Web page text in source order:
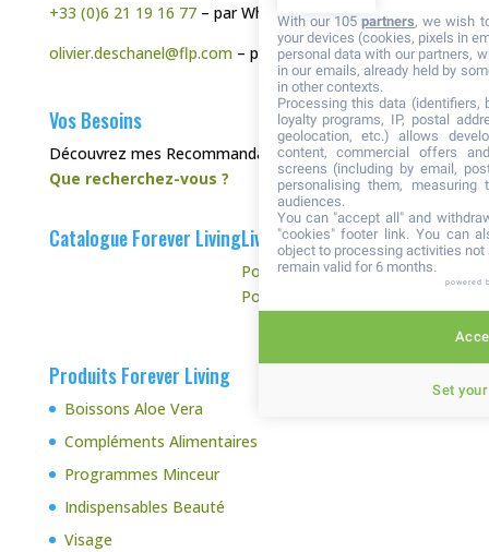
+33 (0)6 21 19 16 77– par WhatsApp
olivier.deschanel@flp.com– par Mail
Vos Besoins
Découvrez mes Recommandations :
Que recherchez-vous ?
Catalogue Forever LivingLivraison et Retour
Politique d’expédition
Politique de retour
Produits Forever Living
Boissons Aloe Vera
Compléments Alimentaires
Programmes Minceur
Indispensables Beauté
Visage
With our 105partners, we wish
your devices (cookies, pixels in
personal data with our partners,
in our emails, already held by
in other contexts.
Processing this data (identifiers,
loyalty programs, IP, postal
geolocation, etc.) allows
content, commercial offers
screens (including by email,
personalising them, measuring
audiences.
You can "accept all" and
"cookies" footer link. You can
object to processing activities
remain valid for 6 months.
powered
Set